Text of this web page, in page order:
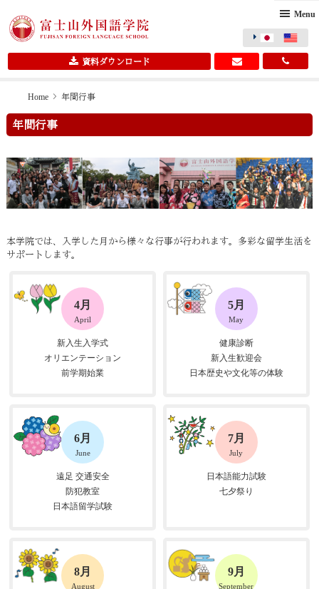
to
primary
to
main
資料ダウンロード
Menu
Home> 年間行事
年間行事
本学院では、入学した月から様々な行事が行われます。多彩な留学生活を
サポートします。
4月
April
新入生入学式
オリエンテーション
前学期始業
5月
May
健康診断
新入生歓迎会
日本歴史や文化等の体験
6月
June
遠足 交通安全
防犯教室
日本語留学試験
7月
July
日本語能力試験
七夕祭り
8月
August
9月
September